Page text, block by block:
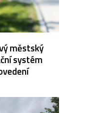
městský
systém